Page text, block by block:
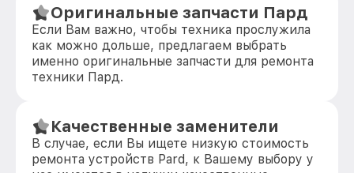
Оригинальные запчасти Пард
Если Вам важно, чтобы техника прослужила
как можно дольше, предлагаем выбрать
именно оригинальные запчасти для ремонта
техники Пард.
Качественные заменители
В случае, если Вы ищете низкую стоимость
ремонта устройств Pard, к Вашему выбору у